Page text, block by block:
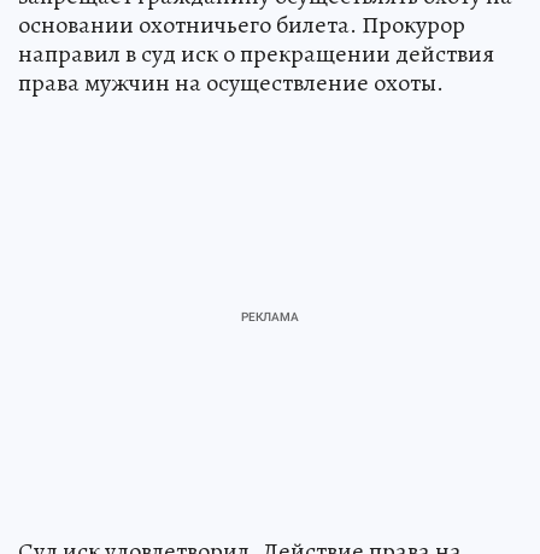
основании охотничьего билета. Прокурор
направил в суд иск о прекращении действия
права мужчин на осуществление охоты.